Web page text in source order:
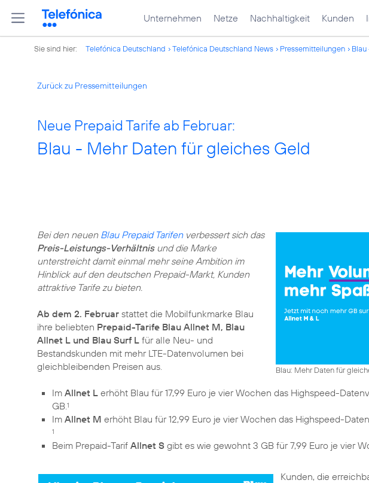
Unternehmen Netze Nachhaltigkeit Kunden
Sie sind hier: Telefónica Deutschland Telefónica Deutschland News Pressemitteilungen
Zurück zu Pressemitteilungen
Neue Prepaid Tarife ab Februar:
Blau - Mehr Daten für gleiches Geld
Blau: Mehr Daten für
Bei den neuen Blau Prepaid Tarifenverbessert sich das
Preis-Leistungs-Verhältnisund die Marke
unterstreicht damit einmal mehr seine Ambition im
Hinblick auf den deutschen Prepaid-Markt, Kunden
attraktive Tarife zu bieten.
Ab dem 2. Februar stattet die Mobilfunkmarke Blau
ihre beliebten Prepaid-Tarife Blau Allnet M, Blau
Allnet L und Blau Surf L für alle Neu- und
Bestandskunden mit mehr LTE-Datenvolumen bei
gleichbleibenden Preisen aus.
Im Allnet L erhöht Blau für 17,99 Euro je vier Wochen das Highspeed-
GB.1
Im Allnet M erhöht Blau für 12,99 Euro je vier Wochen das Highspeed-
1
Beim Prepaid-Tarif Allnet S gibt es wie gewohnt 3 GB für 7,99 Euro je vier
Kunden, die